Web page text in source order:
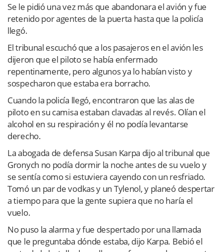
Se le pidió una vez más que abandonara el avión y fue
retenido por agentes de la puerta hasta que la policía
llegó.
El tribunal escuchó que a los pasajeros en el avión les
dijeron que el piloto se había enfermado
repentinamente, pero algunos ya lo habían visto y
sospecharon que estaba era borracho.
Cuando la policía llegó, encontraron que las alas de
piloto en su camisa estaban clavadas al revés. Olían el
alcohol en su respiración y él no podía levantarse
derecho.
La abogada de defensa Susan Karpa dijo al tribunal que
Gronych no podía dormir la noche antes de su vuelo y
se sentía como si estuviera cayendo con un resfriado.
Tomó un par de vodkas y un Tylenol, y planeó despertar
a tiempo para que la gente supiera que no haría el
vuelo.
No puso la alarma y fue despertado por una llamada
que le preguntaba dónde estaba, dijo Karpa. Bebió el